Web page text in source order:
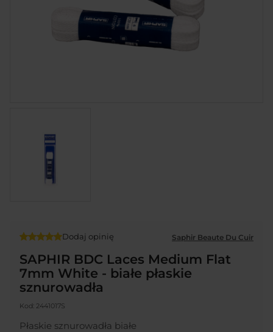
Dodaj opinię Saphir Beaute Du Cuir
SAPHIR BDC Laces Medium Flat
7mm White - białe płaskie
sznurowadła
Kod: 2441017S
Płaskie sznurowadła białe